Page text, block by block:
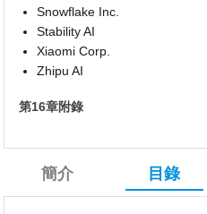
Snowflake Inc.
Stability AI
Xiaomi Corp.
Zhipu AI
第16章附錄
簡介 目錄